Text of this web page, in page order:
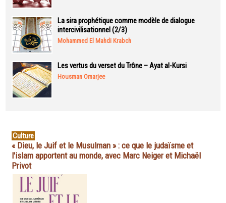
La sira prophétique comme modèle de dialogue
intercivilisationnel (2/3)
Mohammed El Mahdi Krabch
Les vertus du verset du Trône – Ayat al-Kursi
Housman Omarjee
Culture
« Dieu, le Juif et le Musulman » : ce que le judaïsme et
l'islam apportent au monde, avec Marc Neiger et Michaël
Privot